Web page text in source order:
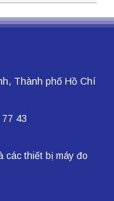
Thành phố Hồ Chí
43
các thiết bị máy đo